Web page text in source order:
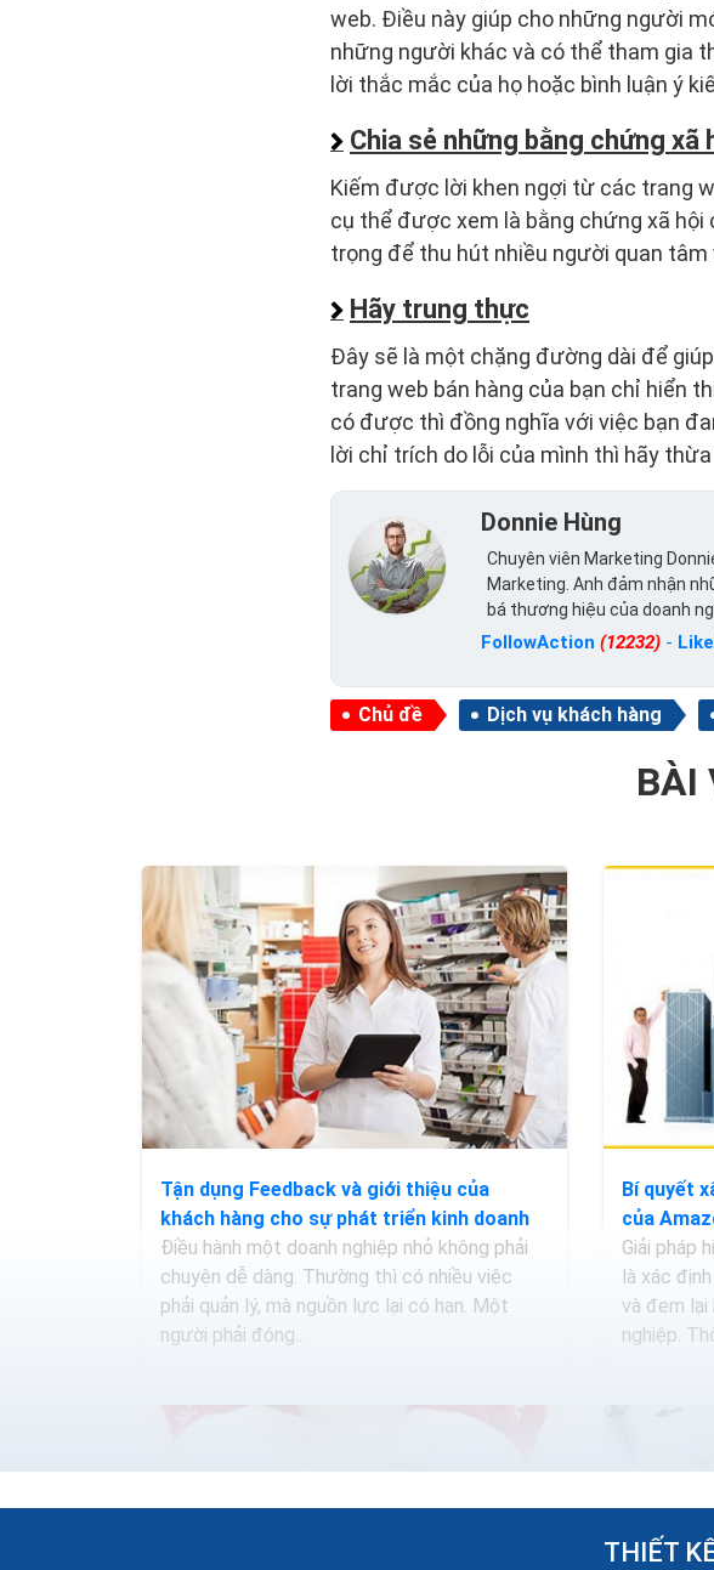
web. Điều này giúp cho những người
những người khác và có thể tham gia
lời thắc mắc của họ ​​hoặc bình luận ý
Chia sẻ những bằng chứng xã
Kiếm được lời khen ngợi từ các trang
cụ thể được xem là bằng chứng xã
trọng để thu hút nhiều người quan tâm
Hãy trung thực
Đây sẽ là một chặng đường dài để
trang web bán hàng của bạn chỉ hiển
có được thì đồng nghĩa với việc bạn
lời chỉ trích do lỗi của mình thì hãy thừa
Donnie Hùng
Chuyên viên Marketing
Marketing. Anh đảm nhận
bá thương hiệu của doanh
FollowAction (12232) -
Chủ đề Dịch vụ khách hàng
BÀI
Tận dụng Feedback và giới thiệu của
khách hàng cho sự phát triển kinh doanh
Điều hành một doanh nghiệp nhỏ không phải
chuyện dễ dàng. Thường thì có nhiều việc
phải quản lý, mà nguồn lực lại có hạn. Một
người phải đóng...
Bí quyết
của
Giải pháp
là xác
và đem lại
nghiệp.
THIẾT